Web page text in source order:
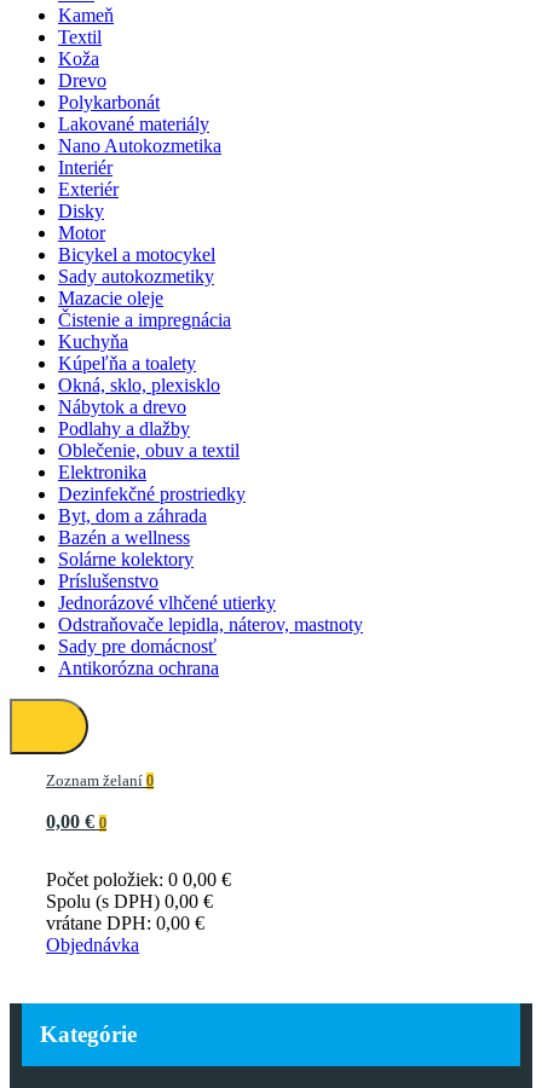
Kameň
Textil
Koža
Drevo
Polykarbonát
Lakované materiály
Nano Autokozmetika
Interiér
Exteriér
Disky
Motor
Bicykel a motocykel
Sady autokozmetiky
Mazacie oleje
Čistenie a impregnácia
Kuchyňa
Kúpeľňa a toalety
Okná, sklo, plexisklo
Nábytok a drevo
Podlahy a dlažby
Oblečenie, obuv a textil
Elektronika
Dezinfekčné prostriedky
Byt, dom a záhrada
Bazén a wellness
Solárne kolektory
Príslušenstvo
Jednorázové vlhčené utierky
Odstraňovače lepidla, náterov, mastnoty
Sady pre domácnosť
Antikorózna ochrana
Zoznam želaní 0
0,00 € 0
Počet položiek: 0 0,00 €
Spolu (s DPH) 0,00 €
vrátane DPH: 0,00 €
Objednávka
Kategórie